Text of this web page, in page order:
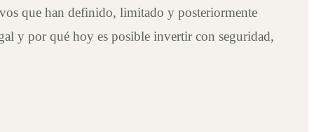
que han definido, limitado y posteriormente
y por qué hoy es posible invertir con seguridad,